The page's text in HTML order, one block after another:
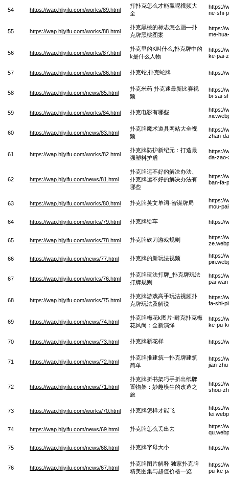
54 https://wap.hljyifu.com/works/89.html
打扑克怎么才能赢呢视频大
全
https://
ne-shi-
55 https://wap.hljyifu.com/works/88.html
扑克黑桃的标志怎么画—扑
克牌黑桃图案
https://
me-
56 https://wap.hljyifu.com/works/87.html
扑克里的K叫什么,扑克牌中的
k是什么人物
https://
ke-pai-
57 https://wap.hljyifu.com/works/86.html 扑克蛇,扑克蛇牌 https://
58 https://wap.hljyifu.com/news/85.html
扑克米药 扑克迷最新比赛视
频
https://
bi-sai-
59 https://wap.hljyifu.com/works/84.html 扑克电影有哪些
https://
60 https://wap.hljyifu.com/news/83.html
扑克牌魔术道具网站大全视
频
https://
zhan-
61 https://wap.hljyifu.com/works/82.html
扑克牌防护新纪元：打造最
强塑料护盾
https://
da-zao-
62 https://wap.hljyifu.com/news/81.html
扑克牌运不好的解决办法、
扑克牌运不好的解决办法有
哪些
https://
ban-fa-
63 https://wap.hljyifu.com/works/80.html 扑克牌英文单词-智谋牌局
https://
mou-
64 https://wap.hljyifu.com/works/79.html 扑克牌给车 https://
65 https://wap.hljyifu.com/works/78.html 扑克牌砍刀游戏规则
https://
ze.webp
66 https://wap.hljyifu.com/news/77.html 扑克牌的新玩法视频
https://
67 https://wap.hljyifu.com/works/76.html
扑克牌玩法打牌_扑克牌玩法
打牌规则
https://
pai-
68 https://wap.hljyifu.com/works/75.html
扑克牌游戏高手玩法视频扑
克牌玩法及解说
https://
fa-shi-
69 https://wap.hljyifu.com/news/74.html
扑克牌梅花k图片-耐克扑克梅
花风尚：全新演绎
https://
ke-pu-
70 https://wap.hljyifu.com/news/73.html 扑克牌新花样 https://
71 https://wap.hljyifu.com/news/72.html
扑克牌推建筑—扑克牌建筑
简单
https://
jian-
72 https://wap.hljyifu.com/news/71.html
扑克牌折书架巧手折出纸牌
置物架：妙趣横生的改造之
旅
https://
shou-
73 https://wap.hljyifu.com/works/70.html 扑克牌怎样才能飞
https://
fei.webp
74 https://wap.hljyifu.com/news/69.html 扑克牌怎么丢出去
https://
qu.webp
75 https://wap.hljyifu.com/news/68.html 扑克牌字母大小 https://
76 https://wap.hljyifu.com/news/67.html
扑克牌图片解释 独家扑克牌
精美图集与超值价格一览
https://
pu-ke-